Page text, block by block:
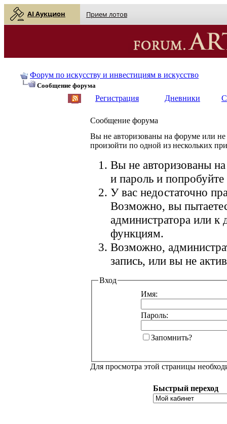
AI Аукцион Прием лотов
Форум по искусству и инвестициям в искусство
Сообщение форума
Регистрация Дневники
Сообщение форума
Вы не авторизованы на форуме или не
произойти по одной из нескольких
Вы не авторизованы
и пароль и
У вас недостаточно
Возможно, вы
администратора или
функциям.
Возможно,
запись, или вы не
Вход
Имя:
Пароль:
Запомнить?
Для просмотра этой страницы
Быстрый переход